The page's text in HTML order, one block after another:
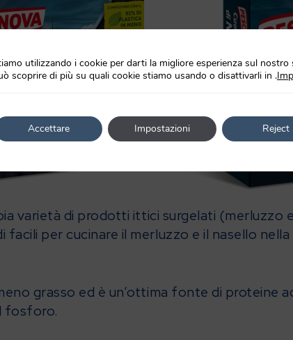
varietà di prodotti ittici surgelati (merluzzo
facili per cucinare il merluzzo e il nasello
grasso ed è un’ottima fonte di proteine
fosforo.
utilizzando i cookie per darti la migliore esperienza sul nostro
scoprire di più su quali cookie stiamo usando o disattivarli in .
Accettare Reject
Impostazioni